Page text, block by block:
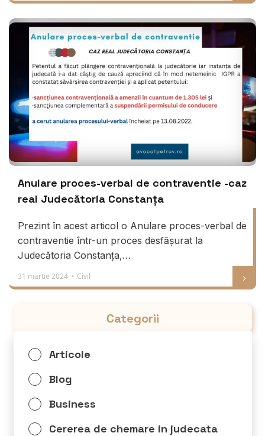
Anulare proces-verbal de contraventie -caz
real Judecătoria Constanța
Prezint în acest articol o Anulare proces-verbal de
contraventie într-un proces desfășurat la
Judecătoria Constanța,…
31 martie 2024 • Civil
Categorii
Articole
Blog
Business
Cererea de chemare in judecata